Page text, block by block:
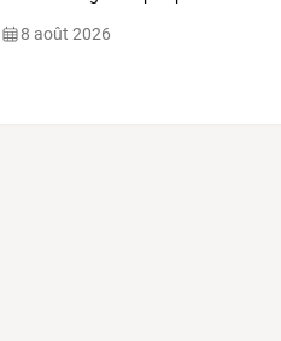
8 août 2026